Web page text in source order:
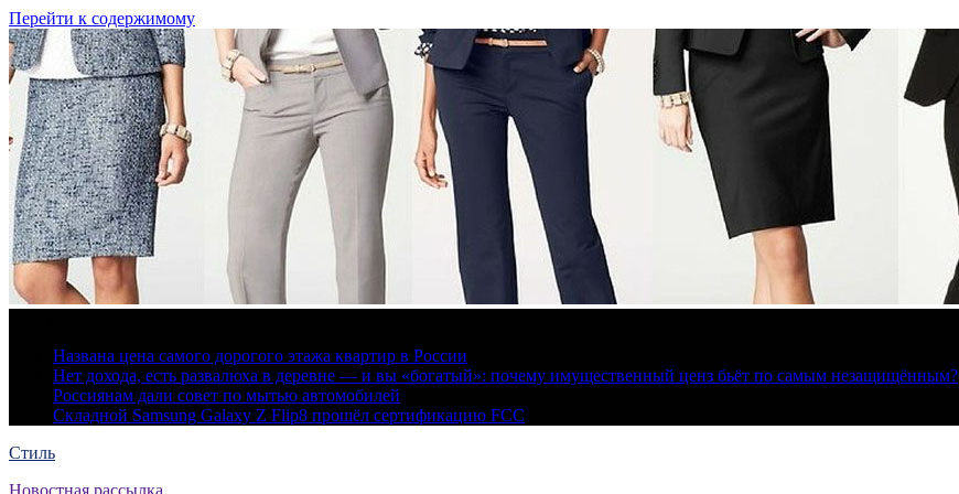
Перейти к содержимому
Названа цена самого дорогого этажа квартир в России
Нет дохода, есть развалюха в деревне — и вы «богатый»: почему имущественный ценз бьёт по самым незащищённым?
Россиянам дали совет по мытью автомобилей
Складной Samsung Galaxy Z Flip8 прошёл сертификацию FCC
Стиль
Новостная рассылка